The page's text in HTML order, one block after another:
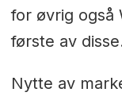
for øvrig også
første av
Nytte av